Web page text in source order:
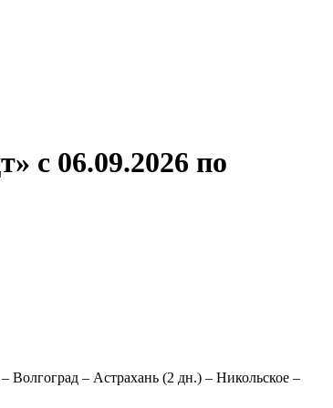
с 06.09.2026 по
Волгоград – Астрахань (2 дн.) – Никольское –